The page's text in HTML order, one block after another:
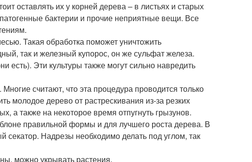
оставлять их у корней дерева – в листьях и старых
бактерии и прочие неприятные вещи. Все
Такая обработка поможет уничтожить
так и железный купорос, он же сульфат железа.
Эти культуры также могут сильно навредить
считают, что эта процедура проводится только
молодое дерево от растрескивания из-за резких
а также на некоторое время отпугнуть грызунов.
правильной формы и для лучшего роста дерева. В
секатор. Надрезы необходимо делать под углом, так
можно укрывать растения.